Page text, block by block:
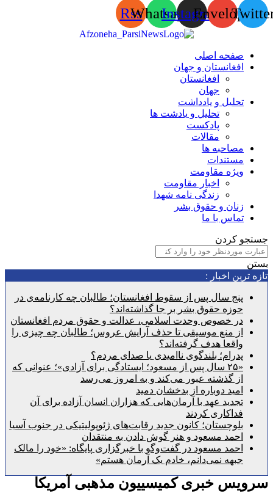
Instagram
Whatsapp
Rss
صفحه اصلی
افغانستان و جهان
افغانستان
جهان
تحلیل و یادداشت
تحلیل و یادشت ها
پادکست
مقالات
مصاحبه ها
مستندات
ویژه مقاومت
اخبار مقاومت
زندگی نامه شهدا
زنان و حقوق بشر
تماس با ما
کردن
اخبار :
پنج سال پس از سقوط افغانستان؛ طالبان چه کارنامه‌ی در
حوزه حقوق بشر بر جا گذاشته‌اند؟
در خصوص وحدت اسلامی، عدالت و حقوق مردم افغانستان
از منع موسیقی تا حذف آرایش عروس؛ طالبان چه چیزی را
واقعا هدف گرفته‌اند؟
پدرام؛ بلندگوی ناامیدی یا صدای مردم؟
«۲۵ سال پس از مسعود؛ ایستادگی برای آزادی»؛ عنوانی که
از گذشته عبور می‌کند و به امروز می‌رسد
امید دوباره از بدخشان دمید
تجدید عهد با آرمان‌هایی که هزاران انسان آزاده برای آن
فداکاری کردند
بلوچستان؛ کانون جدید رقابت‌های ژئوپولیتیکی در جنوب آسیا
احمد مسعود و هنر گوش دادن به منتقدان
احمد مسعود در گفت‌وگو با خبرگزاری پایگاه: «خود را مالک
جبهه نمی‌دانم، خادم یک آرمان هستم»
خبری کمیسییون مذهبی آمریکا